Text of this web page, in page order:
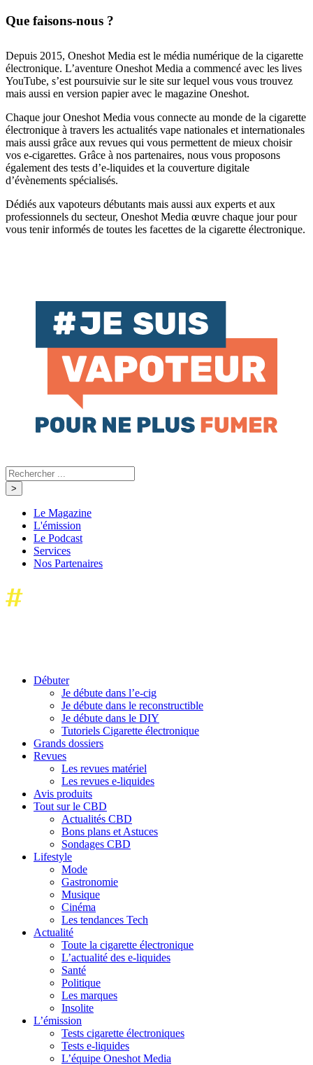
Que faisons-nous ?
Depuis 2015, Oneshot Media est le média numérique de la cigarette
électronique. L’aventure Oneshot Media a commencé avec les lives
YouTube, s’est poursuivie sur le site sur lequel vous vous trouvez
mais aussi en version papier avec le magazine Oneshot.
Chaque jour Oneshot Media vous connecte au monde de la cigarette
électronique à travers les actualités vape nationales et internationales
mais aussi grâce aux revues qui vous permettent de mieux choisir
vos e-cigarettes. Grâce à nos partenaires, nous vous proposons
également des tests d’e-liquides et la couverture digitale
d’évènements spécialisés.
Dédiés aux vapoteurs débutants mais aussi aux experts et aux
professionnels du secteur, Oneshot Media œuvre chaque jour pour
vous tenir informés de toutes les facettes de la cigarette électronique.
Le Magazine
L'émission
Le Podcast
Services
Nos Partenaires
Débuter
Je débute dans l’e-cig
Je débute dans le reconstructible
Je débute dans le DIY
Tutoriels Cigarette électronique
Grands dossiers
Revues
Les revues matériel
Les revues e-liquides
Avis produits
Tout sur le CBD
Actualités CBD
Bons plans et Astuces
Sondages CBD
Lifestyle
Mode
Gastronomie
Musique
Cinéma
Les tendances Tech
Actualité
Toute la cigarette électronique
L’actualité des e-liquides
Santé
Politique
Les marques
Insolite
L’émission
Tests cigarette électroniques
Tests e-liquides
L’équipe Oneshot Media